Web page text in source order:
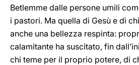
Betlemme dalle persone umili
i pastori. Ma quella di Gesù e di
anche una bellezza respinta:
calamitante ha suscitato, fin
chi teme per il proprio potere, di